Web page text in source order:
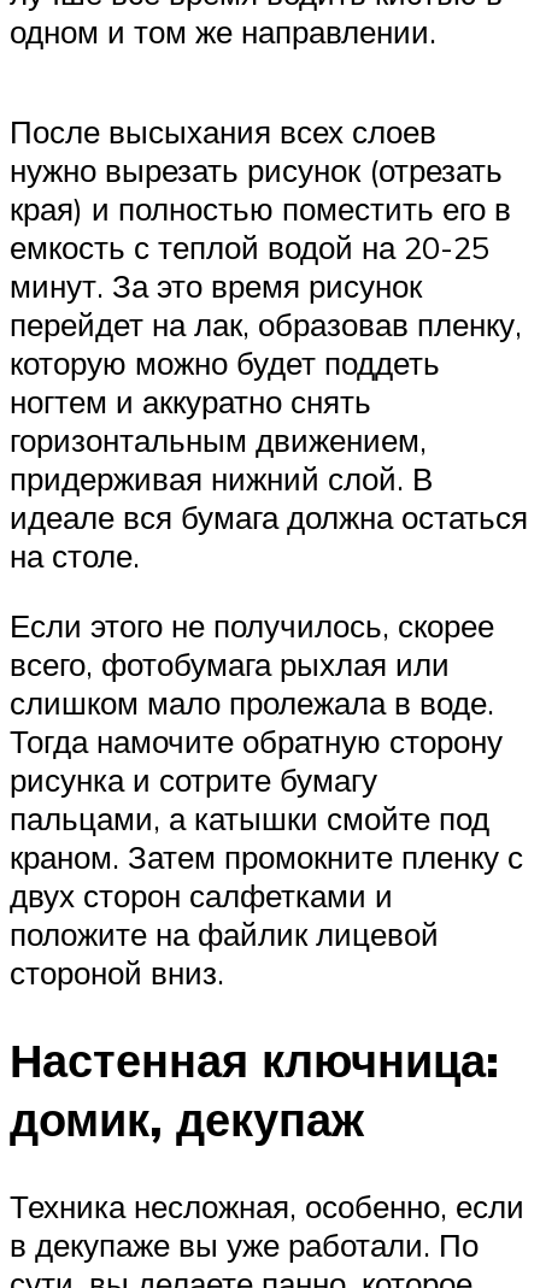
одном и том же направлении.
После высыхания всех слоев
нужно вырезать рисунок (отрезать
края) и полностью поместить его в
емкость с теплой водой на 20-25
минут. За это время рисунок
перейдет на лак, образовав пленку,
которую можно будет поддеть
ногтем и аккуратно снять
горизонтальным движением,
придерживая нижний слой. В
идеале вся бумага должна остаться
на столе.
Если этого не получилось, скорее
всего, фотобумага рыхлая или
слишком мало пролежала в воде.
Тогда намочите обратную сторону
рисунка и сотрите бумагу
пальцами, а катышки смойте под
краном. Затем промокните пленку с
двух сторон салфетками и
положите на файлик лицевой
стороной вниз.
Настенная ключница:
домик, декупаж
Техника несложная, особенно, если
в декупаже вы уже работали. По